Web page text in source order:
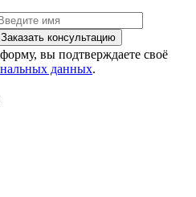
Заказать консультацию
вы подтверждаете своё
данных.